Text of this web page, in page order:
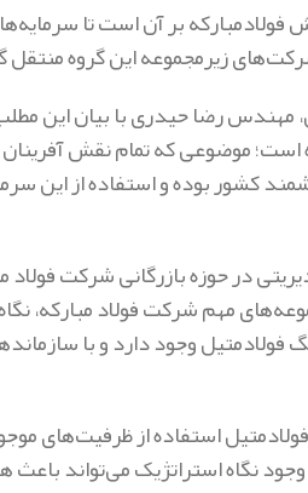
بر آن است تا
زیرمجموعه این گروه منتقل
مهندس رضا حیدری با بیان این
موضوعی که تمام نقش
کشور بوده و استفاده از این
در حوزه بازرگانی شرکت فولاد
مهم شرکت فولاد مبارکه،
وجود دارد و با
استفاده از ظرفیت‌های
نگاه استراتژیک می‌تواند